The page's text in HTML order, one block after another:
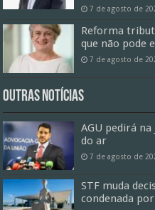
7 de agosto de
Reforma
que não pode
7 de agosto de
Outras Notícias
AGU pedirá
do ar
7 de agosto de
STF muda
condenada